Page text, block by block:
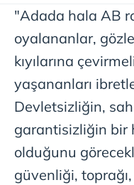
"Adada hala AB
oyalananlar,
kıyılarına
yaşananları
Devletsizliğin,
garantisizliğin bir
olduğunu
güvenliği,